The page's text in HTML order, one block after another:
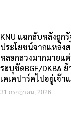
KNU แฉกลับหลังถู
ประโยชน์จากแหล่ง
หลอกลวงมากมายแ
ระบุชัดBGF/DKBA
เคเคปาร์คไปอยู่เจ๊า
31 กรกฎาคม, 2026